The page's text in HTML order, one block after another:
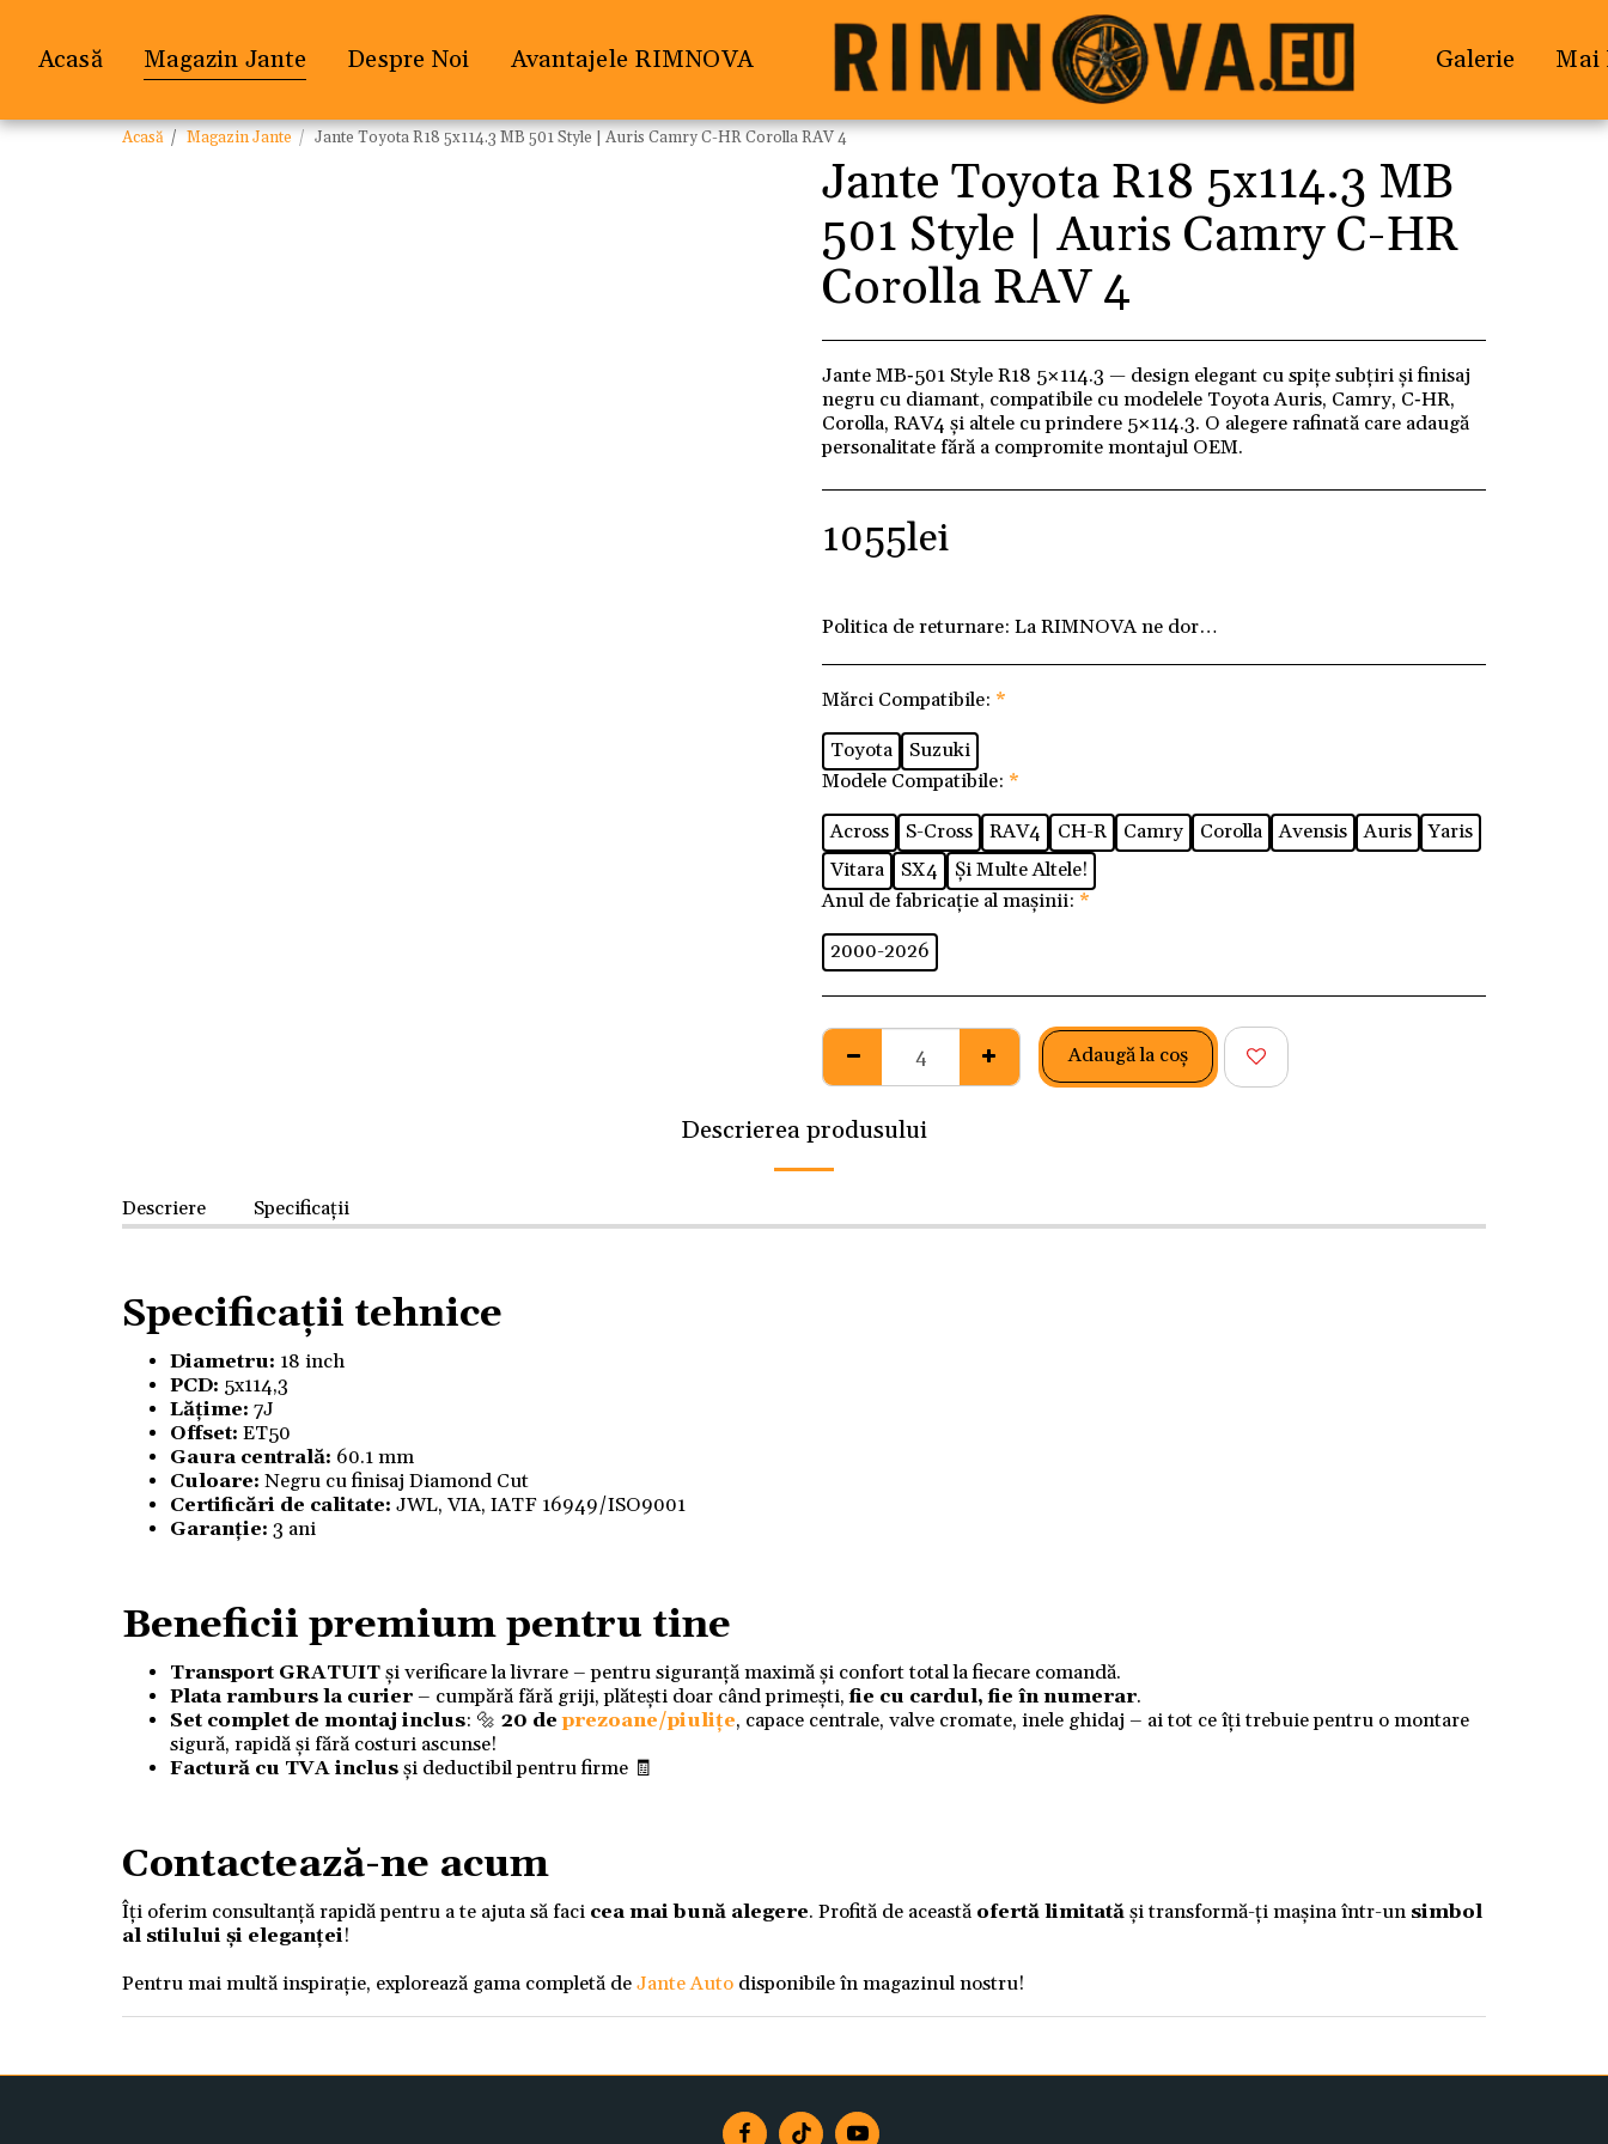
Acasă Magazin Jante Despre Noi Avantajele RIMNOVA Galerie Mai
Acasă Magazin Jante Jante Toyota R18 5x114.3 MB 501 Style | Auris Camry C-HR Corolla RAV 4
Jante Toyota R18 5x114.3 MB
501 Style | Auris Camry C-HR
Corolla RAV 4
Jante MB‑501 Style R18 5×114.3 — design elegant cu spițe subțiri și finisaj
negru cu diamant, compatibile cu modelele Toyota Auris, Camry, C‑HR,
Corolla, RAV4 și altele cu prindere 5×114.3. O alegere rafinată care adaugă
personalitate fără a compromite montajul OEM.
1055lei
Politica de returnare: La RIMNOVA ne dorim ca fiecare client să fie pe
Mărci Compatibile: *
Toyota
Suzuki
Modele Compatibile: *
Across
S-Cross RAV4 CH-R Camry Corolla Avensis Auris
Yaris
Vitara
SX4
Și Multe Altele!
Anul de fabricație al mașinii: *
2000-2026
Adaugă la coş
Descrierea produsului
Descriere Specificații
Specificații tehnice
Diametru: 18 inch
PCD: 5x114,3
Lățime: 7J
Offset: ET50
Gaura centrală: 60.1 mm
Culoare: Negru cu finisaj Diamond Cut
Certificări de calitate: JWL, VIA, IATF 16949/ISO9001
Garanție: 3 ani
Beneficii premium pentru tine
Transport GRATUITși verificare la livrare – pentru siguranță maximă și confort total la fiecare comandă.
Plata ramburs la curier– cumpără fără griji, plătești doar când primești,fie cu cardul, fie în numerar.
Set complet de montaj inclus: 🔩 20 deprezoane/piulițe, capace centrale, valve cromate, inele ghidaj – ai tot ce îți trebuie pentru o montare
sigură, rapidă și fără costuri ascunse!
Factură cu TVA inclusși deductibil pentru firme 🧾
Contactează-ne acum
Îți oferim consultanță rapidă pentru a te ajuta să faci cea mai bună alegere. Profită de această ofertă limitatăși transformă-ți mașina într-un simbol
al stilului și eleganței!
Pentru mai multă inspirație, explorează gama completă deJante Auto disponibile în magazinul nostru!